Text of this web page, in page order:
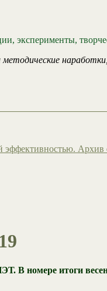
эксперименты,
эффективностью. Архив
номере итоги